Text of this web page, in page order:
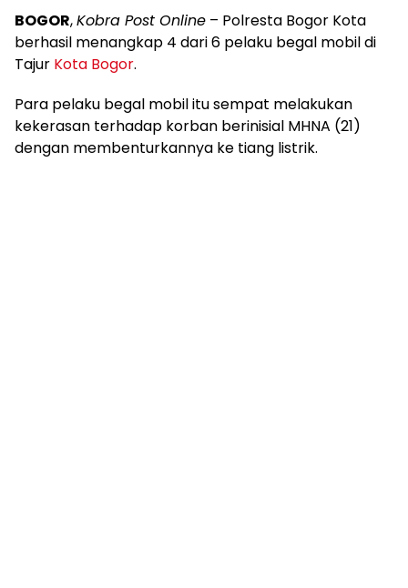
BOGOR,Kobra Post Online – Polresta Bogor Kota
berhasil menangkap 4 dari 6 pelaku begal mobil di
Tajur Kota Bogor.
Para pelaku begal mobil itu sempat melakukan
kekerasan terhadap korban berinisial MHNA (21)
dengan membenturkannya ke tiang listrik.